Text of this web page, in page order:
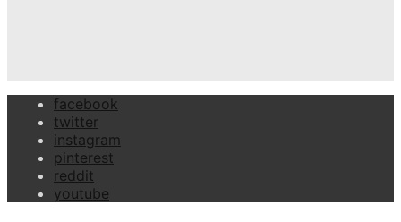
facebook
twitter
instagram
pinterest
reddit
youtube